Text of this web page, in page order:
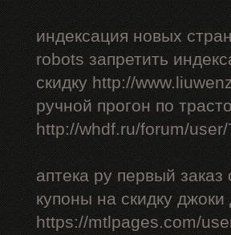
индексация новых
robots запретить
скидку http://
ручной прогон по
http://whdf.ru/forum/
аптека ру первый
купоны на скидку
https://mtlpages.com/